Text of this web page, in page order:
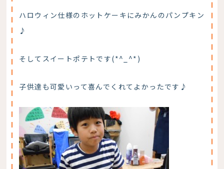
ハロウィン仕様のホットケーキにみかんのパンプキン
♪
そしてスイートポテトです(*^_^*)
子供達も可愛いって喜んでくれてよかったです♪